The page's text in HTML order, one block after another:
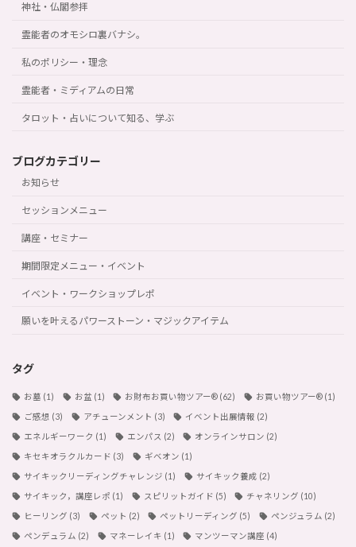
神社・仏閣参拝
霊能者のオモシロ裏バナシ。
私のポリシー・理念
霊能者・ミディアムの日常
タロット・占いについて知る、学ぶ
ブログカテゴリー
お知らせ
セッションメニュー
講座・セミナー
期間限定メニュー・イベント
イベント・ワークショップレポ
願いを叶えるパワーストーン・マジックアイテム
タグ
お墓 (1) お盆 (1) お財布お買い物ツアー®︎ (62) お買い物ツアー®︎(1)
ご感想 (3) アチューンメント (3) イベント出展情報 (2)
エネルギーワーク (1) エンパス (2) オンラインサロン (2)
キセキオラクルカード (3) ギベオン (1)
サイキックリーディングチャレンジ (1) サイキック養成 (2)
サイキック，講座レポ (1) スピリットガイド (5) チャネリング (10)
ヒーリング (3) ペット (2) ペットリーディング (5) ペンジュラム (2)
ペンデュラム (2) マネーレイキ (1) マンツーマン講座 (4)